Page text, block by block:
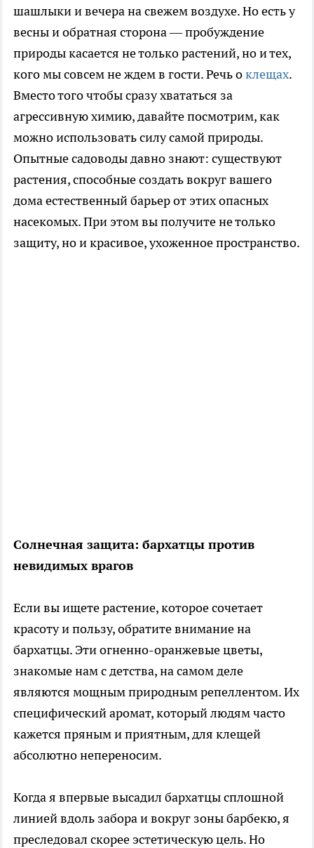
шашлыки и вечера на свежем воздухе. Но есть у
весны и обратная сторона — пробуждение
природы касается не только растений, но и тех,
кого мы совсем не ждем в гости. Речь оклещах.
Вместо того чтобы сразу хвататься за
агрессивную химию, давайте посмотрим, как
можно использовать силу самой природы.
Опытные садоводы давно знают: существуют
растения, способные создать вокруг вашего
дома естественный барьер от этих опасных
насекомых. При этом вы получите не только
защиту, но и красивое, ухоженное пространство.
Солнечная защита: бархатцы против
невидимых врагов
Если вы ищете растение, которое сочетает
красоту и пользу, обратите внимание на
бархатцы. Эти огненно-оранжевые цветы,
знакомые нам с детства, на самом деле
являются мощным природным репеллентом. Их
специфический аромат, который людям часто
кажется пряным и приятным, для клещей
абсолютно непереносим.
Когда я впервые высадил бархатцы сплошной
линией вдоль забора и вокруг зоны барбекю, я
преследовал скорее эстетическую цель. Но